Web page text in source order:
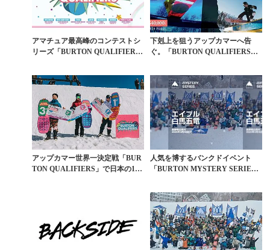
アマチュア最高峰のコンテストシ
リーズ「BURTON QUALIFIER
下剋上を狙うアップカマーへ告
ぐ。「BURTON QUALIFIERS」
アップカマー世界一決定戦「BUR
TON QUALIFIERS」で日本の15
人気を博するバンクドイベント
「BURTON MYSTERY SERIE